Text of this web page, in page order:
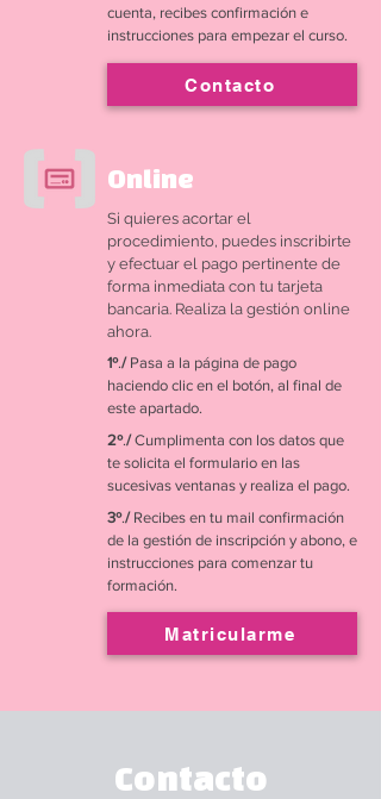
cuenta, recibes confirmación e
instrucciones para empezar el curso.
Contacto
Online
Si quieres acortar el
procedimiento, puedes inscribirte
y efectuar el pago pertinente de
forma inmediata con tu tarjeta
bancaria. Realiza la gestión online
ahora.
1º./Pasa a la página de pago
haciendo clic en el botón, al final de
este apartado.
2º./Cumplimenta con los datos que
te solicita el formulario en las
sucesivas ventanas y realiza el pago.
3º./Recibes en tu mail confirmación
de la gestión de inscripción y abono, e
instrucciones para comenzar tu
formación.
Matricularme
Contacto